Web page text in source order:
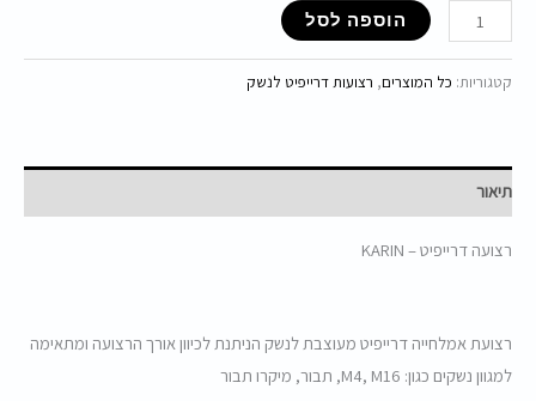
הוספה לסל
קטגוריות: כל המוצרים, רצועות דרייפיט לנשק
תיאור
רצועה דרייפיט – KARIN
רצועת אמלחייה דרייפיט מעוצבת לנשק הניתנת לכיוון אורך הרצועה ומתאימה
למגוון נשקים כגון: M4, M16, תבור, מיקרו תבור